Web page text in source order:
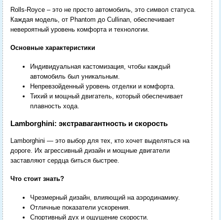
Rolls-Royce – это не просто автомобиль, это символ статуса.
Каждая модель, от Phantom до Cullinan, обеспечивает
невероятный уровень комфорта и технологии.
Основные характеристики
Индивидуальная кастомизация, чтобы каждый
автомобиль был уникальным.
Непревзойденный уровень отделки и комфорта.
Тихий и мощный двигатель, который обеспечивает
плавность хода.
Lamborghini: экстравагантность и скорость
Lamborghini — это выбор для тех, кто хочет выделяться на
дороге. Их агрессивный дизайн и мощные двигатели
заставляют сердца биться быстрее.
Что стоит знать?
Чрезмерный дизайн, влияющий на аэродинамику.
Отличные показатели ускорения.
Спортивный дух и ощущение скорости.